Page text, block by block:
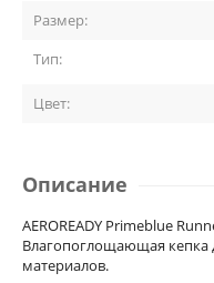
Размер:
Тип:
Цвет:
Описание
AEROREADY Primeblue
Влагопоглощающая кепка
материалов.